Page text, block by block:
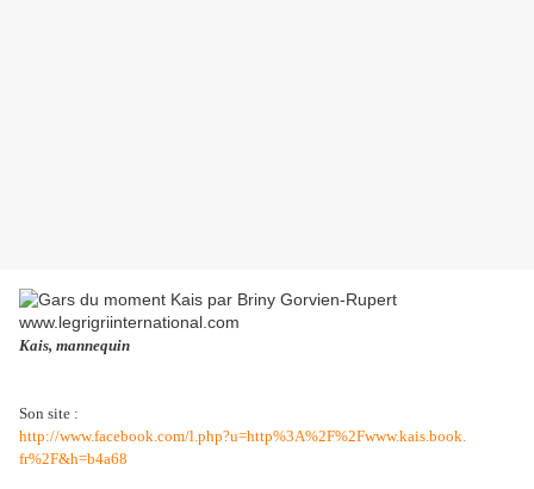
Kais, mannequin
Son site :
http://www.facebook.com/l.php?u=http%3A%2F%2Fwww.kais.book.
fr%2F&h=b4a68